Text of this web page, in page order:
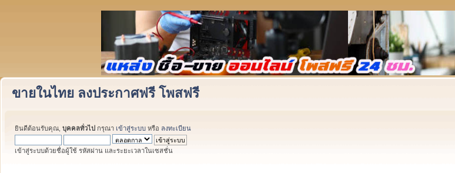
ขายในไทย ลงประกาศฟรี โพสฟรี
ยินดีต้อนรับคุณ, บุคคลทั่วไป กรุณา เข้าสู่ระบบ หรือ ลงทะเบียน
เข้าสู่ระบบด้วยชื่อผู้ใช้ รหัสผ่าน และระยะเวลาในเซสชั่น